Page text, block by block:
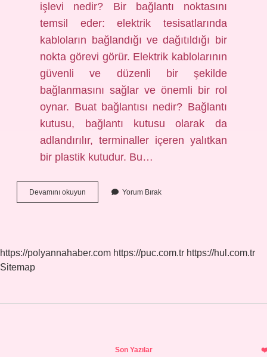
işlevi nedir? Bir bağlantı noktasını
temsil eder: elektrik tesisatlarında
kabloların bağlandığı ve dağıtıldığı bir
nokta görevi görür. Elektrik kablolarının
güvenli ve düzenli bir şekilde
bağlanmasını sağlar ve önemli bir rol
oynar. Buat bağlantısı nedir? Bağlantı
kutusu, bağlantı kutusu olarak da
adlandırılır, terminaller içeren yalıtkan
bir plastik kutudur. Bu…
Devamını okuyun
Kapagi
Yorum Bırak
https://polyannahaber.com https://puc.com.tr https://hul.com.tr
Sitemap
Son Yazılar